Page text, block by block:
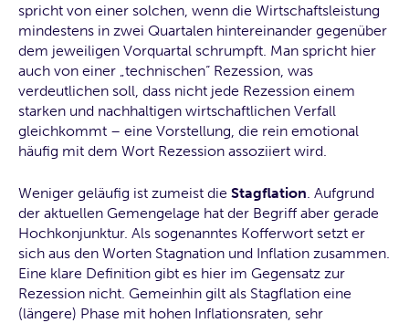
spricht von einer solchen, wenn die Wirtschaftsleistung
mindestens in zwei Quartalen hintereinander gegenüber
dem jeweiligen Vorquartal schrumpft. Man spricht hier
auch von einer „technischen“ Rezession, was
verdeutlichen soll, dass nicht jede Rezession einem
starken und nachhaltigen wirtschaftlichen Verfall
gleichkommt – eine Vorstellung, die rein emotional
häufig mit dem Wort Rezession assoziiert wird.
Weniger geläufig ist zumeist die Stagflation. Aufgrund
der aktuellen Gemengelage hat der Begriff aber gerade
Hochkonjunktur. Als sogenanntes Kofferwort setzt er
sich aus den Worten Stagnation und Inflation zusammen.
Eine klare Definition gibt es hier im Gegensatz zur
Rezession nicht. Gemeinhin gilt als Stagflation eine
(längere) Phase mit hohen Inflationsraten, sehr